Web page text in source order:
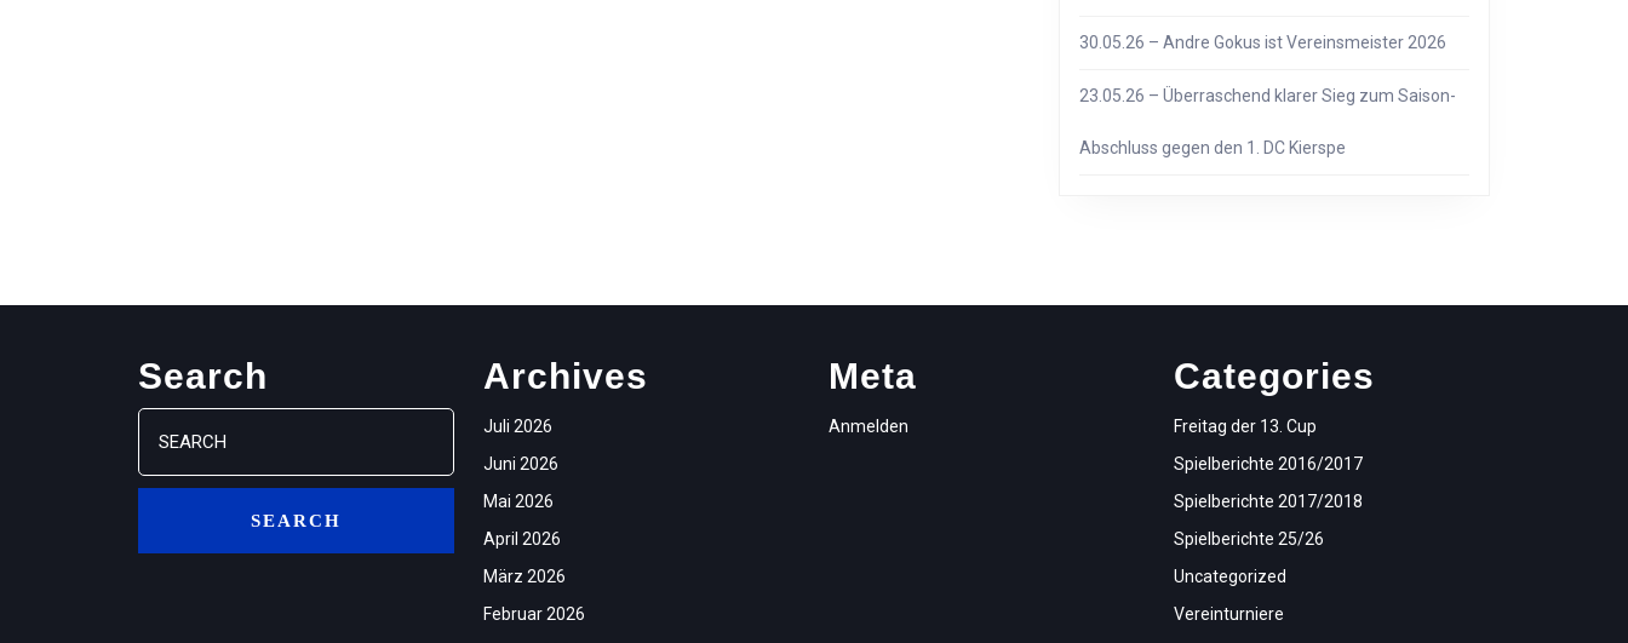
30.05.26 – Andre Gokus ist Vereinsmeister 2026
23.05.26 – Überraschend klarer Sieg zum Saison-
Abschluss gegen den 1. DC Kierspe
Search
Search
for:
Archives
Juli 2026
Juni 2026
Mai 2026
April 2026
März 2026
Februar 2026
Meta
Anmelden
Categories
Freitag der 13. Cup
Spielberichte 2016/2017
Spielberichte 2017/2018
Spielberichte 25/26
Uncategorized
Vereinturniere